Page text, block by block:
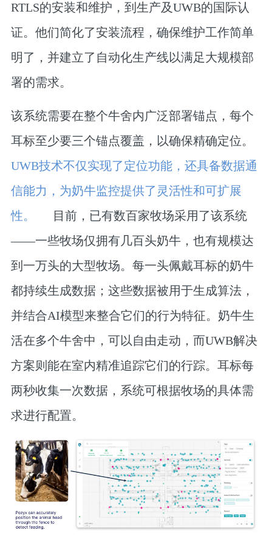
RTLS的安装和维护，到生产及UWB的国际认
证。他们简化了安装流程，确保维护工作简单
明了，并建立了自动化生产线以满足大规模部
署的需求。
该系统需要在整个牛舍内广泛部署锚点，每个
耳标至少要三个锚点覆盖，以确保精确定位。
UWB技术不仅实现了定位功能，还具备数据通
信能力，为奶牛监控提供了灵活性和可扩展
性。
目前，已有数百家牧场采用了该系统
——一些牧场仅拥有几百头奶牛，也有规模达
到一万头的大型牧场。每一头佩戴耳标的奶牛
都持续生成数据；这些数据被用于生成算法，
并结合AI模型来整合它们的行为特征。奶牛生
活在多个牛舍中，可以自由走动，而UWB解决
方案则能在室内精准追踪它们的行踪。耳标每
两秒收集一次数据，系统可根据牧场的具体需
求进行配置。